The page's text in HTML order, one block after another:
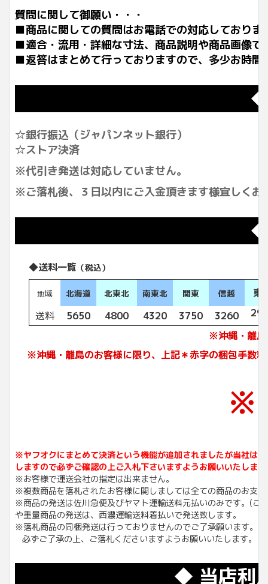
質問に関して御願い・・・
■商品に関しての質問はお電話での対応しており
■適合・流用・詳細な寸法、商品説明や商品画像
■返答はまとめて行っておりますので、多少お時間
☆銀行振込（ジャパンネット銀行）
☆ストア決済
※代引き発送は対応していません。
※ご落札後、３日以内にご入金頂きます様宜しくお
◆送料一覧 （税込）
地域 北海道 北東北 南東北 関東 信越
東
送料
5650 4800 4320 3750 3260
※沖縄・離島
※沖縄・離島のお客様に限り、上記＊赤字の梱包手数
※
※ヤフオクにまとめて決済という機能が追加されましたが当社は
しますので必ずご確認の上ご入札下さいますようお願いいたしま
※お客様で運送会社の指定は出来ません。
※複数商品を落札されたお客様に関しましては全ての商品のお支
※商品の発送は佐川急便及びヤマト運輸送料元払いのみです。(こ
や重量商品の発送は、西濃運輸送料着払いで発送致します。
※落札商品の同梱発送は行っておりませんのでご了承願います。
必ずご了承の上、ご落札くださいますようお願いいたします。
◆ 当店利